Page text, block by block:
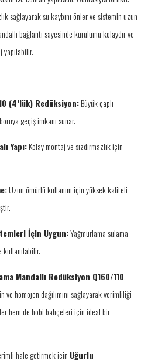
sağlayarak su kaybını önler ve sistemin uzun
bağlantı sayesinde kurulumu kolaydır ve
yapılabilir.
(4’lük) Redüksiyon:Büyük çaplı
geçiş imkanı sunar.
Yapı:Kolay montaj ve sızdırmazlık için
Uzun ömürlü kullanım için yüksek kaliteli
İçin Uygun:Yağmurlama sulama
kullanılabilir.
Mandallı Redüksiyon Q160/110,
ve homojen dağılımını sağlayarak verimliliği
hem de hobi bahçeleri için ideal bir
hale getirmek için Uğurlu